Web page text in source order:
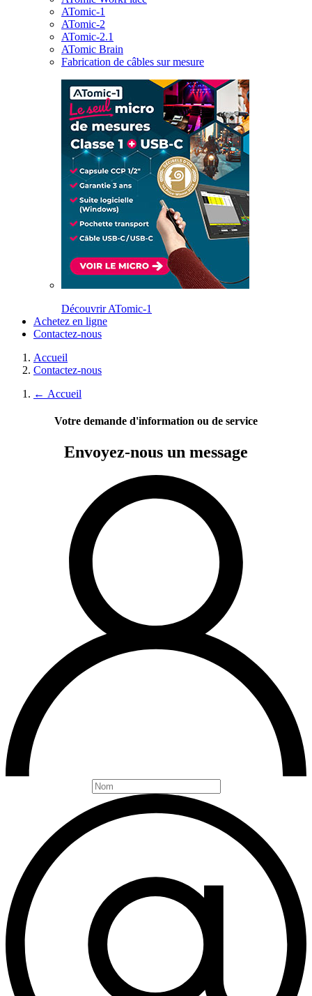
ATomic-1
ATomic-2
ATomic-2.1
ATomic Brain
Fabrication de câbles sur mesure
Découvrir ATomic-1
Achetez en ligne
Contactez-nous
Accueil
Contactez-nous
← Accueil
Votre demande d'information ou de service
Envoyez-nous un message